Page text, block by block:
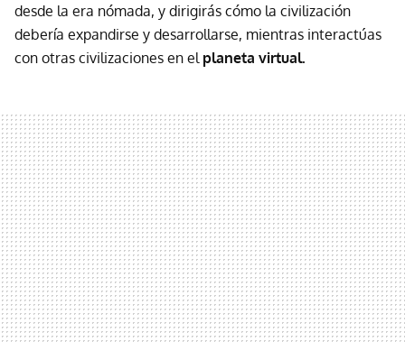
desde la era nómada, y dirigirás cómo la civilización
debería expandirse y desarrollarse, mientras interactúas
con otras civilizaciones en el planeta virtual.